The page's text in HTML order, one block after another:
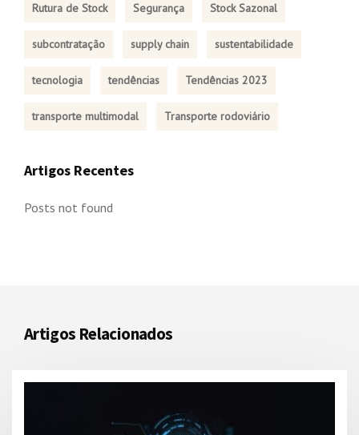
Rutura de Stock Segurança Stock Sazonal
subcontratação supply chain sustentabilidade
tecnologia tendências Tendências 2023
transporte multimodal Transporte rodoviário
Artigos Recentes
Posts not found
Artigos Relacionados